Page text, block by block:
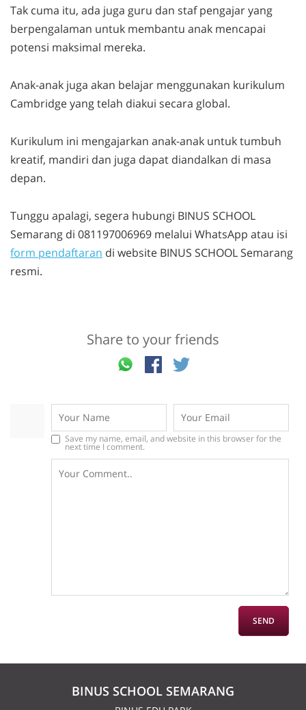
Tak cuma itu, ada juga guru dan staf pengajar yang
berpengalaman untuk membantu anak mencapai
potensi maksimal mereka.
Anak-anak juga akan belajar menggunakan kurikulum
Cambridge yang telah diakui secara global.
Kurikulum ini mengajarkan anak-anak untuk tumbuh
kreatif, mandiri dan juga dapat diandalkan di masa
depan.
Tunggu apalagi, segera hubungi BINUS SCHOOL
Semarang di 081197006969 melalui WhatsApp atau isi
form pendaftaran di website BINUS SCHOOL Semarang
resmi.
Share to your friends
Save my name, email, and website in this browser for the
next time I comment.
BINUS SCHOOL SEMARANG